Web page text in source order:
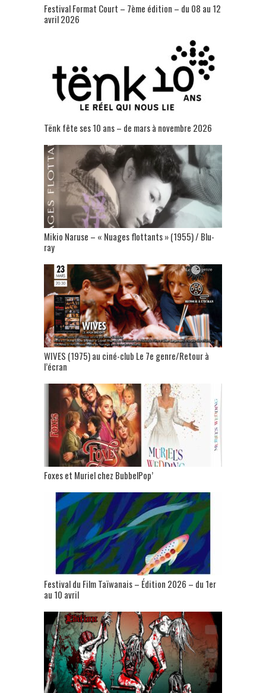
Festival Format Court – 7ème édition – du 08 au 12
avril 2026
Tënk fête ses 10 ans – de mars à novembre 2026
Mikio Naruse – « Nuages flottants » (1955) / Blu-
ray
WIVES (1975) au ciné-club Le 7e genre/Retour à
l’écran
Foxes et Muriel chez BubbelPop’
Festival du Film Taïwanais – Édition 2026 – du 1er
au 10 avril